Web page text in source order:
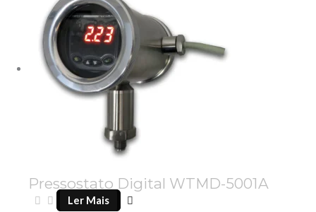
Pressostato Digital WTMD-5001A
Ler Mais